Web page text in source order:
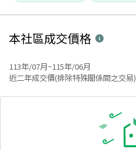
本社區成交價格
113年/07月~115年/06月
近二年成交價(排除特殊關係間之交易)